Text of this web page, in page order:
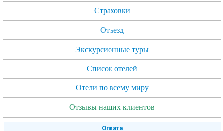
Страховки
Отъезд
Экскурсионные туры
Список отелей
Отели по всему миру
Отзывы наших клиентов
Оплата